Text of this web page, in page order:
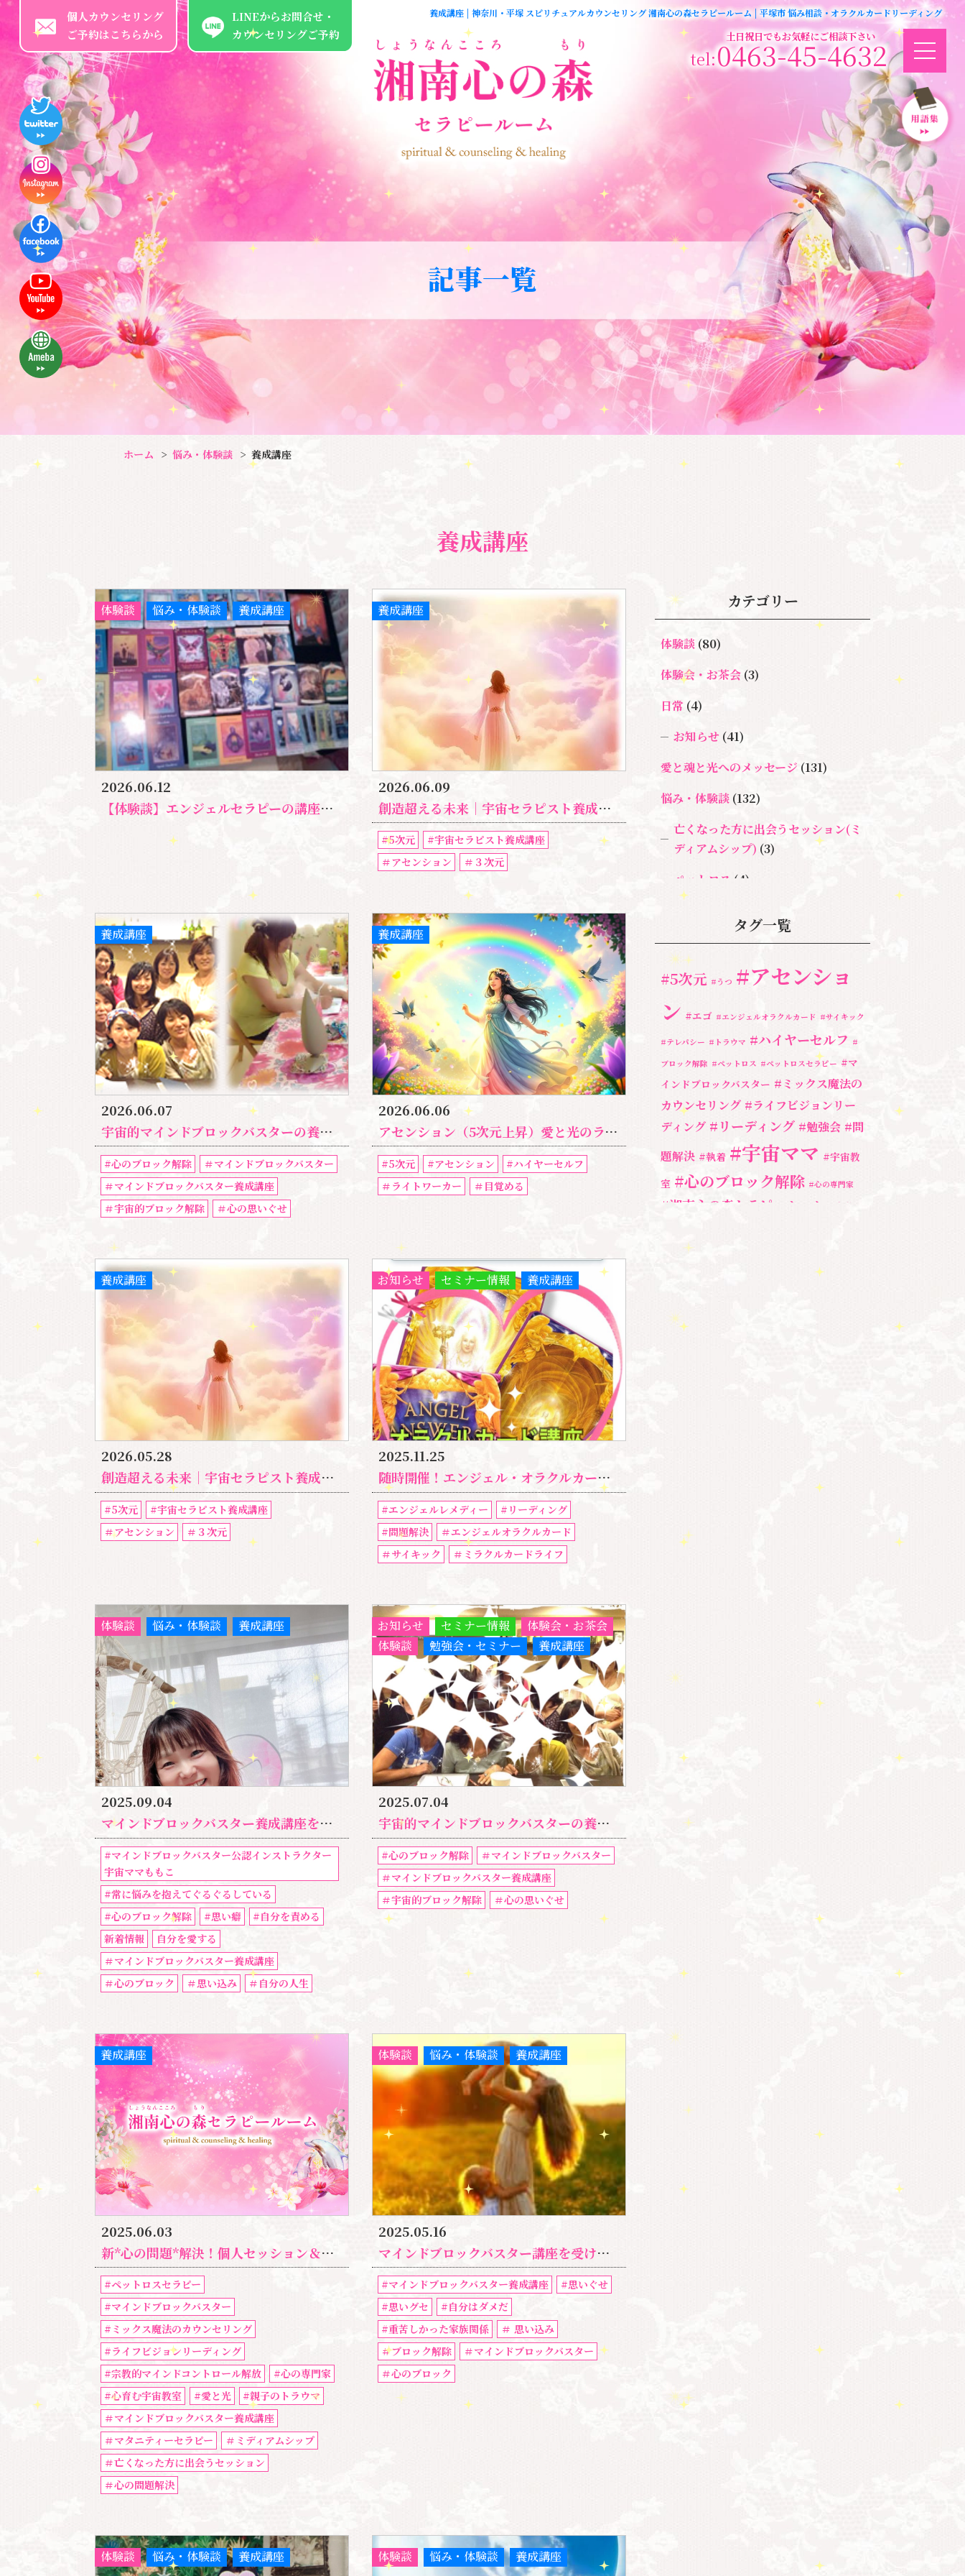
個人カウンセリング
ご予約はこちらから
LINEからお問合せ・
カウンセリングご予約
土日祝日でもお気軽にご相談下さい
0463-45-4632
養成講座 | 神奈川・平塚 スピリチュアルカウンセリング 湘南心の森セラピールーム | 平塚市 悩み相談・オラクルカードリーディング
記事一覧
ホーム 悩み・体験談 養成講座
養成講座
体験談 悩み・体験談 養成講座
2026.06.12
【体験談】エンジェルセラピーの講座を受けてサイキック・カードリーダーに
養成講座
2026.06.09
創造超える未来｜宇宙セラピスト養成講座（5次元パラレル）
#5次元
#宇宙セラピスト養成講座
＃アセンション
＃３次元
養成講座
2026.06.07
宇宙的マインドブロックバスターの養成講座の詳細｜自分の人生は、自分で大きく変えられます。
#心のブロック解除
＃マインドブロックバスター
＃マインドブロックバスター養成講座
＃宇宙的ブロック解除
＃心の思いぐせ
養成講座
2026.06.06
アセンション（5次元上昇）愛と光のライトワーカーの講座
#5次元 #アセンション
#ハイヤーセルフ
＃ライトワーカー
＃目覚める
養成講座
2026.05.28
創造超える未来｜宇宙セラピスト養成講座（5次元パラレル）
#5次元
#宇宙セラピスト養成講座
＃アセンション
＃３次元
お知らせ セミナー情報 養成講座
2025.11.25
随時開催！エンジェル・オラクルカード・サイキックリーディング特別講座
#エンジェルレメディー
#リーディング
#問題解決
＃エンジェルオラクルカード
＃サイキック
＃ミラクルカードライフ
体験談 悩み・体験談 養成講座
2025.09.04
マインドブロックバスター養成講座を受けて、自分を一番に考える、愛する事がどれだけ重要かということがわかりました｜。
#マインドブロックバスター公認インストラクター
宇宙ママももこ
#常に悩みを抱えてぐるぐるしている
#心のブロック解除
#思い癖
#自分を責める
新着情報
自分を愛する
＃マインドブロックバスター養成講座
＃心のブロック
＃思い込み ＃自分の人生
お知らせ セミナー情報
体験会・お茶会
体験談
勉強会・セミナー 養成講座
2025.07.04
宇宙的マインドブロックバスターの養成講座の詳細｜自分の人生は、自分で大きく変えられます。
#心のブロック解除
＃マインドブロックバスター
＃マインドブロックバスター養成講座
＃宇宙的ブロック解除
＃心の思いぐせ
養成講座
2025.06.03
新*心の問題*解決！個人セッション＆宇宙的マインドブロックバスター養成講座のご紹介
#ペットロスセラピー
#マインドブロックバスター
#ミックス魔法のカウンセリング
#ライフビジョンリーディング
#宗教的マインドコントロール解放
#心の専門家
#心育む宇宙教室
#愛と光
#親子のトラウマ
＃マインドブロックバスター養成講座
＃マタニティーセラピー
＃ミディアムシップ
＃亡くなった方に出会うセッション
＃心の問題解決
体験談 悩み・体験談 養成講座
2025.05.16
マインドブロックバスター講座を受けて重苦しい家族関係に変化が起きました
#マインドブロックバスター養成講座
#思いぐせ
#思いグセ
#自分はダメだ
#重苦しかった家族関係
＃ 思い込み
＃ブロック解除
＃マインドブロックバスター
＃心のブロック
体験談 悩み・体験談 養成講座 体験談 悩み・体験談 養成講座
カテゴリー
体験談 (80)
体験会・お茶会 (3)
日常 (4)
お知らせ(41)
愛と魂と光へのメッセージ (131)
悩み・体験談 (132)
亡くなった方に出会うセッション(ミ
ディアムシップ) (3)
ペットロス (4)
養成講座(72)
勉強会・セミナー(54)
セミナー情報
タグ一覧
#5次元 #うつ #アセンショ
ン #エゴ #エンジェルオラクルカード #サイキック
#テレパシー #トラウマ #ハイヤーセルフ #
ブロック解除 #ペットロス #ペットロスセラピー #マ
インドブロックバスター #ミックス魔法の
カウンセリング #ライフビジョンリー
ディング #リーディング #勉強会 #問
題解決 #執着 #宇宙ママ #宇宙教
室 #心のブロック解除 #心の専門家
#湘南心の森セラピールーム
#自分と
宇宙教室
＃アセンシ
ラクルカード